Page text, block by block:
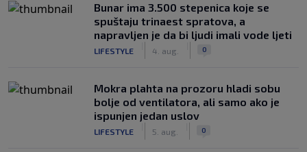
Bunar imа 3.500 stepenica koje se
spuštaju trinaest spratova, a
napravljen je da bi ljudi imali vode ljeti
LIFESTYLE 4. aug. 0
Mokra plahta na prozoru hladi sobu
bolje od ventilatora, ali samo ako je
ispunjen jedan uslov
LIFESTYLE 5. aug. 0